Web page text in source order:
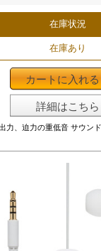
在庫状況
在庫あり
カートに入れる
詳細はこちら
力、迫力の重低音 サウン